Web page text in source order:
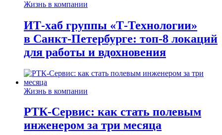
Жизнь в компании
ИТ-хаб группы «Т-Технологии»
в Санкт-Петербурге: топ-8 локаций
для работы и вдохновения
Жизнь в компании
РТК-Сервис: как стать полевым
инженером за три месяца